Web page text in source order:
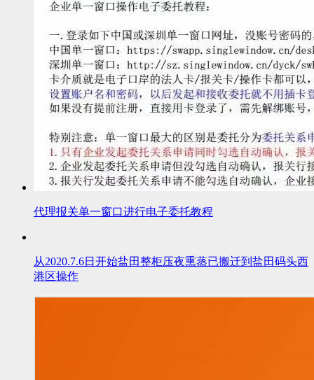
代理报关单一窗口进行电子委托教程
从2020.7.6日开始盐田整柜压夜熏蒸已搬迁到盐田码头西
港区操作